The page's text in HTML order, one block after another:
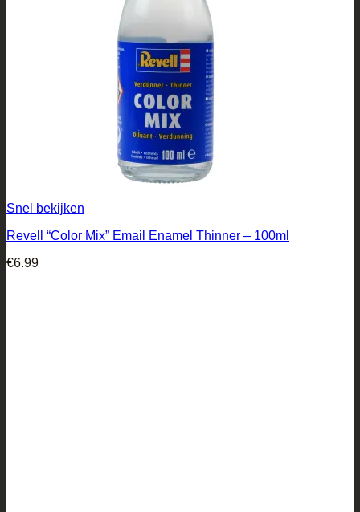
Snel bekijken
Revell “Color Mix” Email Enamel Thinner – 100ml
€6.99